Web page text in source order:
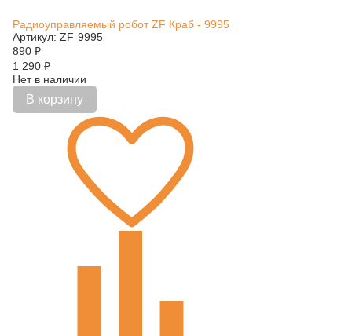
Радиоуправляемый робот ZF Краб - 9995
Артикул: ZF-9995
890 ₽
1 290 ₽
Нет в наличии
В корзину